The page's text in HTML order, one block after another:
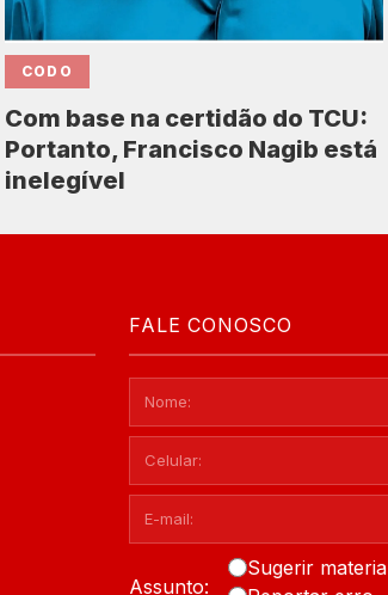
CODO
Com base na certidão do TCU:
Portanto, Francisco Nagib está
inelegível
FALE CONOSCO
Assunto:
Sugerir materia